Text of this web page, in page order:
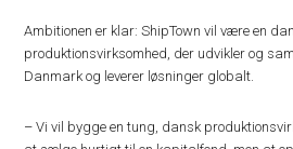
Ambitionen er klar: ShipTown vil være en
produktionsvirksomhed, der udvikler og
Danmark og leverer løsninger globalt.
– Vi vil bygge en tung, dansk